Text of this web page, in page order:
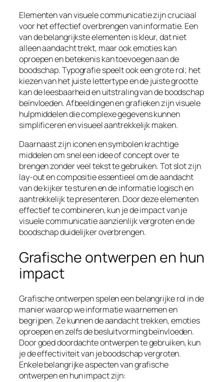
Elementen van visuele communicatie zijn cruciaal
voor het effectief overbrengen van informatie. Een
van de belangrijkste elementen is kleur, dat niet
alleen aandacht trekt, maar ook emoties kan
oproepen en betekenis kan toevoegen aan de
boodschap. Typografie speelt ook een grote rol; het
kiezen van het juiste lettertype en de juiste grootte
kan de leesbaarheid en uitstraling van de boodschap
beïnvloeden. Afbeeldingen en grafieken zijn visuele
hulpmiddelen die complexe gegevens kunnen
simplificeren en visueel aantrekkelijk maken.
Daarnaast zijn iconen en symbolen krachtige
middelen om snel een idee of concept over te
brengen zonder veel tekst te gebruiken. Tot slot zijn
lay-out en compositie essentieel om de aandacht
van de kijker te sturen en de informatie logisch en
aantrekkelijk te presenteren. Door deze elementen
effectief te combineren, kun je de impact van je
visuele communicatie aanzienlijk vergroten en de
boodschap duidelijker overbrengen.
Grafische ontwerpen en hun
impact
Grafische ontwerpen spelen een belangrijke rol in de
manier waarop we informatie waarnemen en
begrijpen. Ze kunnen de aandacht trekken, emoties
oproepen en zelfs de besluitvorming beïnvloeden.
Door goed doordachte ontwerpen te gebruiken, kun
je de effectiviteit van je boodschap vergroten.
Enkele belangrijke aspecten van grafische
ontwerpen en hun impact zijn: